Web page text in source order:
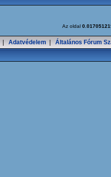
Az oldal
Adatvédelem Általános Fórum